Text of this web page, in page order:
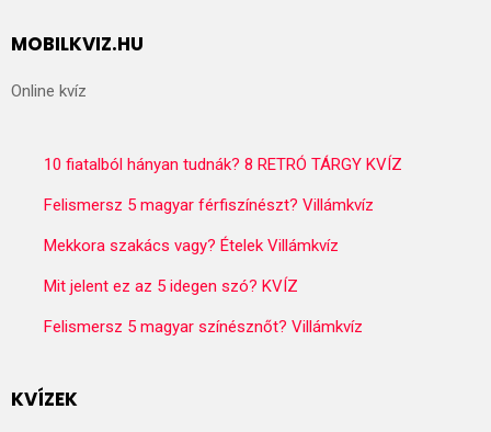
MOBILKVIZ.HU
Online kvíz
10 fiatalból hányan tudnák? 8 RETRÓ TÁRGY KVÍZ
Felismersz 5 magyar férfiszínészt? Villámkvíz
Mekkora szakács vagy? Ételek Villámkvíz
Mit jelent ez az 5 idegen szó? KVÍZ
Felismersz 5 magyar színésznőt? Villámkvíz
KVÍZEK